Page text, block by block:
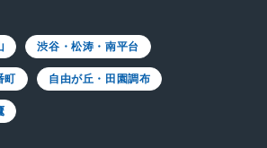
渋谷・松涛・南平台
町 自由が丘・田園調布